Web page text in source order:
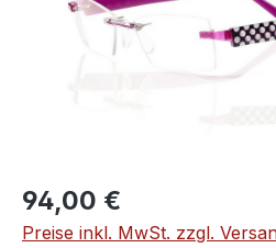
Regulärer Preis:
94,00 €
Preise inkl. MwSt. zzgl.